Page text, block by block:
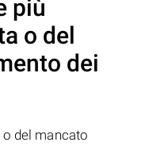
più
o del
dei
del mancato